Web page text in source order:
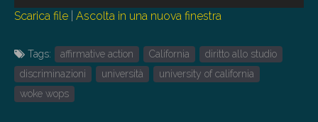
Scarica file Ascolta in una nuova finestra
Tags: affirmative action California
diritto allo studio
discriminazioni
università
university of california
woke wops